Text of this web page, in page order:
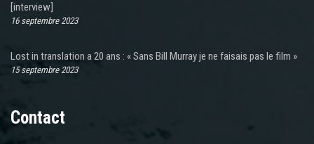
[interview]
16 septembre 2023
Lost in translation a 20 ans : « Sans Bill Murray je ne faisais pas le film »
15 septembre 2023
Contact